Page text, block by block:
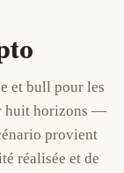
et bull pour les
huit horizons —
provient
réalisée et de